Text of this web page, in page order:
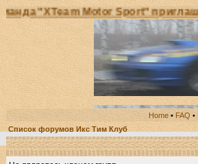
Motor Sport"
Home • FAQ •
Список форумов Икс Тим Клуб